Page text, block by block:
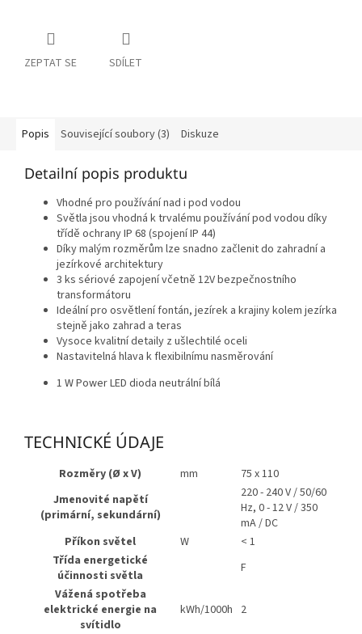
ZEPTAT SE SDÍLET
Popis Související soubory (3) Diskuze
Detailní popis produktu
Vhodné pro používání nad i pod vodou
Světla jsou vhodná k trvalému používání pod vodou díky
třídě ochrany IP 68 (spojení IP 44)
Díky malým rozměrům lze snadno začlenit do zahradní a
jezírkové architektury
3 ks sériové zapojení včetně 12V bezpečnostního
transformátoru
Ideální pro osvětlení fontán, jezírek a krajiny kolem jezírka
stejně jako zahrad a teras
Vysoce kvalitní detaily z ušlechtilé oceli
Nastavitelná hlava k flexibilnímu nasměrování
1 W Power LED dioda neutrální bílá
TECHNICKÉ ÚDAJE
Rozměry (Ø x V) mm
75 x 110
Jmenovité napětí
(primární, sekundární)
220 - 240 V / 50/60
Hz, 0 - 12 V / 350
mA / DC
Příkon světel
W
< 1
Třída energetické
účinnosti světla
F
Vážená spotřeba
elektrické energie na
svítidlo
kWh/1000h 2